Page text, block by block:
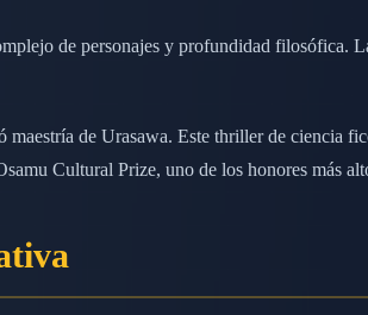
de personajes y profundidad filosófica.
de Urasawa. Este thriller de ciencia
Cultural Prize, uno de los honores más